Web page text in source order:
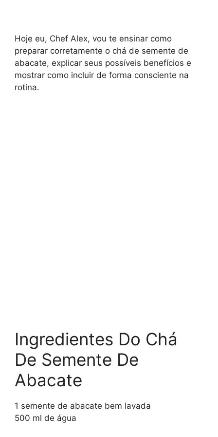
Hoje eu, Chef Alex, vou te ensinar como
preparar corretamente o chá de semente de
abacate, explicar seus possíveis benefícios e
mostrar como incluir de forma consciente na
rotina.
Ingredientes Do Chá
De Semente De
Abacate
1 semente de abacate bem lavada
500 ml de água